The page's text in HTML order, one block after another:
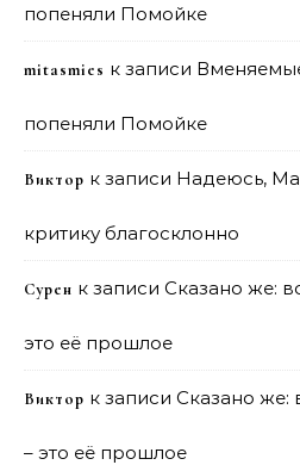
попеняли Помойке
mitasmies к записи
попеняли Помойке
Виктор к записи Надеюсь,
критику благосклонно
Сурен к записи Сказано же:
это её прошлое
Виктор к записи Сказано же:
– это её прошлое